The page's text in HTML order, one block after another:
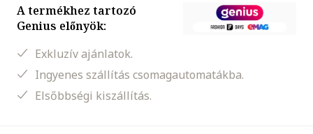
A termékhez tartozó
Genius előnyök:
Exkluzív ajánlatok.
Ingyenes szállítás csomagautomatákba.
Elsőbbségi kiszállítás.